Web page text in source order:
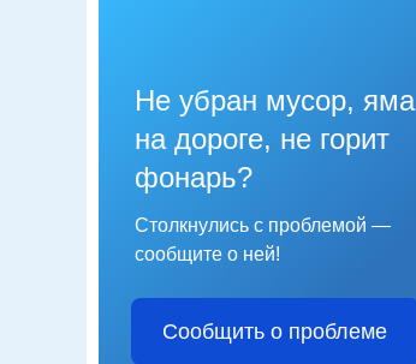
Не убран мусор, яма
на дороге, не горит
фонарь?
Столкнулись с проблемой —
сообщите о ней!
Сообщить о проблеме